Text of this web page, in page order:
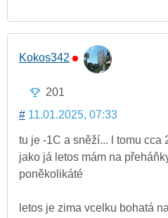
Kokos342
201
# 11.01.2025, 07:33
tu je -1C a sněží... l tomu cca
jako já letos mám na
poněkolikáté
letos je zima vcelku bohatá